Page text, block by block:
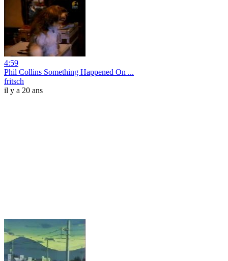
4:59
Phil Collins Something Happened On ...
fritsch
il y a 20 ans